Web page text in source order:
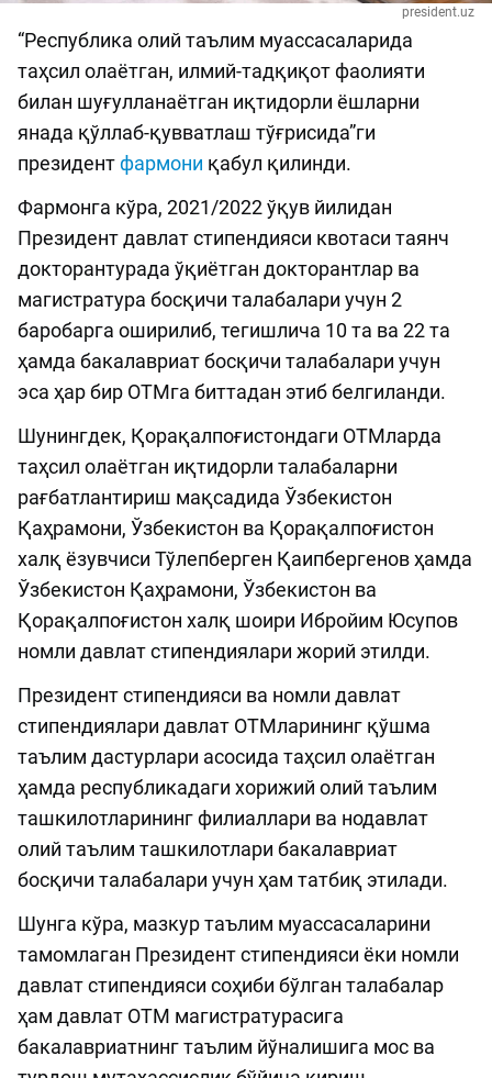
president.uz
“Республика олий таълим муассасаларида
таҳсил олаётган, илмий-тадқиқот фаолияти
билан шуғулланаётган иқтидорли ёшларни
янада қўллаб-қувватлаш тўғрисида”ги
президентфармони қабул қилинди.
Фармонга кўра, 2021/2022 ўқув йилидан
Президент давлат стипендияси квотаси таянч
докторантурада ўқиётган докторантлар ва
магистратура босқичи талабалари учун 2
баробарга оширилиб, тегишлича 10 та ва 22 та
ҳамда бакалавриат босқичи талабалари учун
эса ҳар бир ОТМга биттадан этиб белгиланди.
Шунингдек, Қорақалпоғистондаги ОТМларда
таҳсил олаётган иқтидорли талабаларни
рағбатлантириш мақсадида Ўзбекистон
Қаҳрамони, Ўзбекистон ва Қорақалпоғистон
халқ ёзувчиси Тўлепберген Қаипбергенов ҳамда
Ўзбекистон Қаҳрамони, Ўзбекистон ва
Қорақалпоғистон халқ шоири Ибройим Юсупов
номли давлат стипендиялари жорий этилди.
Президент стипендияси ва номли давлат
стипендиялари давлат ОТМларининг қўшма
таълим дастурлари асосида таҳсил олаётган
ҳамда республикадаги хорижий олий таълим
ташкилотларининг филиаллари ва нодавлат
олий таълим ташкилотлари бакалавриат
босқичи талабалари учун ҳам татбиқ этилади.
Шунга кўра, мазкур таълим муассасаларини
тамомлаган Президент стипендияси ёки номли
давлат стипендияси соҳиби бўлган талабалар
ҳам давлат ОТМ магистратурасига
бакалавриатнинг таълим йўналишига мос ва